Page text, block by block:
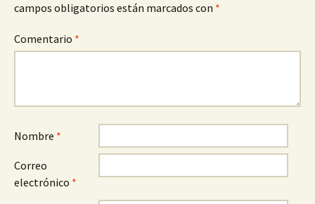
campos obligatorios están marcados con *
Comentario *
Nombre *
Correo
electrónico *